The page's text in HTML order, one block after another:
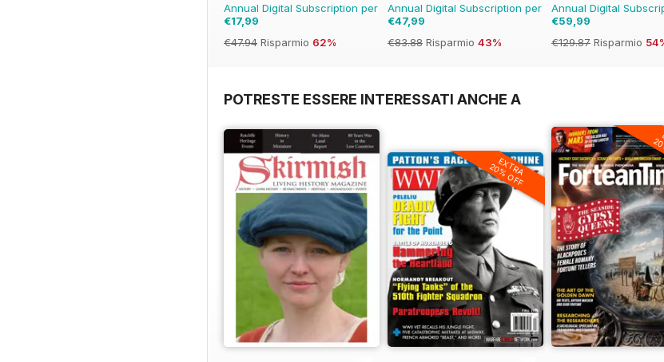
Annual Digital Subscription per
€17,99
€47.94 Risparmio 62%
Annual Digital Subscription per
€47,99
€83.88 Risparmio 43%
Annual Digital
€59,99
€129.87 Risparmio
POTRESTE ESSERE INTERESSATI ANCHE A
EXTRA
20% OFF